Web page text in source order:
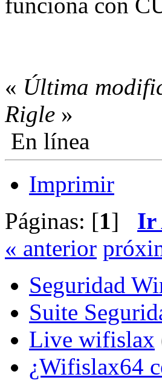
« Última
Rigle »
En línea
Imprimir
Páginas: [1] Ir
« anterior
Seguridad
Suite
Live wifislax
¿Wifislax64